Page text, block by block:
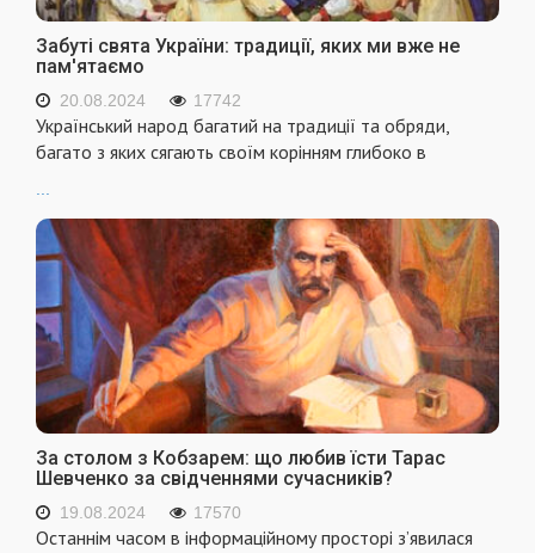
Забуті свята України: традиції, яких ми вже не
пам'ятаємо
20.08.2024 17742
Український народ багатий на традиції та обряди,
багато з яких сягають своїм корінням глибоко в
За столом з Кобзарем: що любив їсти Тарас
Шевченко за свідченнями сучасників?
19.08.2024 17570
Останнім часом в інформаційному просторі з’явилася